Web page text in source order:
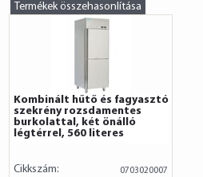
Termékek összehasonlítása
Kombinált hűtő és fagyasztó
szekrény rozsdamentes
burkolattal, két önálló
légtérrel, 560 literes
Cikkszám: 0703020007